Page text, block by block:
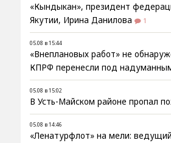
«Кындыкан», президент
Якутии, Ирина Данилова
1
05.08 в 15:44
«Внеплановых работ» не
КПРФ перенесли под
05.08 в 15:02
В Усть-Майском районе пропал
05.08 в 14:46
«Ленатурфлот» на мели: